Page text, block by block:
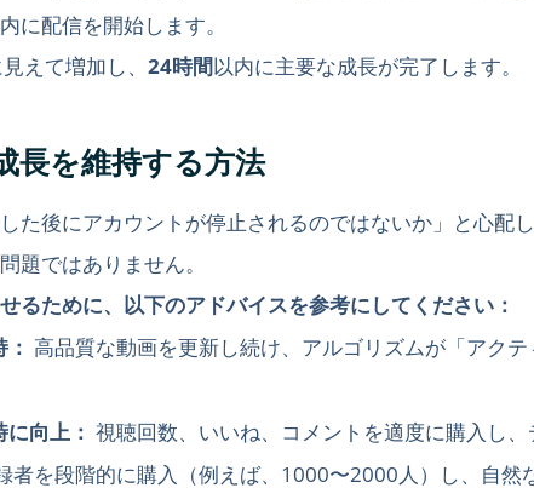
に配信を開始します。
えて増加し、 24時間以内に主要な成長が完了します。
長を維持する方法
た後にアカウントが停止されるのではないか」と心配
題ではありません。
るために、以下のアドバイスを参考にしてください：
高品質な動画を更新し続け、アルゴリズムが「アク
向上： 視聴回数、いいね、コメントを適度に購入し、
者を段階的に購入（例えば、1000〜2000人）し、自然